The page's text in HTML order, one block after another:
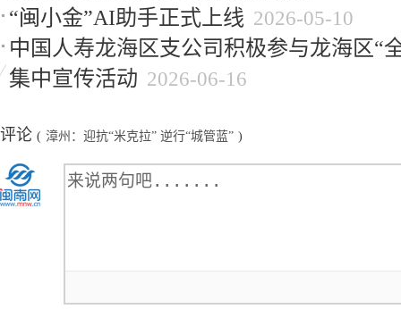
“闽小金”AI助手正式上线 2026-05-10
中国人寿龙海区支公司积极参与龙海区“
集中宣传活动 2026-06-16
评论 ( 漳州：迎抗“米克拉” 逆行“城管蓝” )